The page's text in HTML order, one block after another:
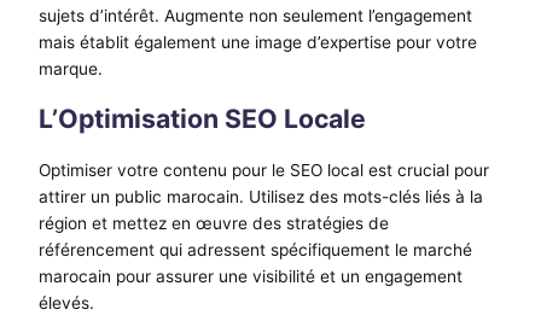
sujets d’intérêt. Augmente non seulement l’engagement
mais établit également une image d’expertise pour votre
marque.
L’Optimisation SEO Locale
Optimiser votre contenu pour le SEO local est crucial pour
attirer un public marocain. Utilisez des mots-clés liés à la
région et mettez en œuvre des stratégies de
référencement qui adressent spécifiquement le marché
marocain pour assurer une visibilité et un engagement
élevés.